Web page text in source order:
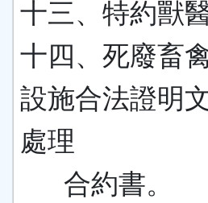
十三、特約獸
十四、死廢畜
設施合法證明
處理
合約書。